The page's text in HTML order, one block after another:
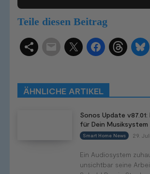
Teile diesen Beitrag
ÄHNLICHE ARTIKEL
Sonos Update
für Dein Musiksystem
Smart Home News 29.
Ein Audiosystem
unsichtbar seine